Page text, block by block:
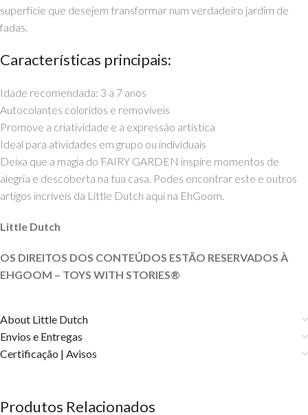
superfície que desejem transformar num verdadeiro jardim de
fadas.
Características principais:
Idade recomendada: 3 a 7 anos
Autocolantes coloridos e removíveis
Promove a criatividade e a expressão artística
Ideal para atividades em grupo ou individuais
Deixa que a magia do FAIRY GARDEN inspire momentos de
alegria e descoberta na tua casa. Podes encontrar este e outros
artigos incríveis da Little Dutch aqui na EhGoom.
Little Dutch
OS DIREITOS DOS CONTEÚDOS ESTÃO RESERVADOS À
EHGOOM – TOYS WITH STORIES®️
About Little Dutch
Envios e Entregas
Certificação | Avisos
Produtos Relacionados